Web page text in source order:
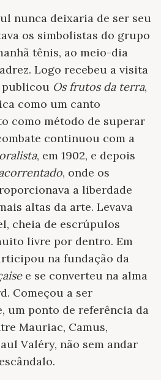
nunca deixaria de ser seu
os simbolistas do grupo
tênis, ao meio-dia
Logo recebeu a visita
publicou Os frutos da terra,
como um canto
como método de superar
continuou com a
, em 1902, e depois
, onde os
a liberdade
altas da arte. Levava
cheia de escrúpulos
livre por dentro. Em
na fundação da
e se converteu na alma
Começou a ser
um ponto de referência da
Mauriac, Camus,
Valéry, não sem andar